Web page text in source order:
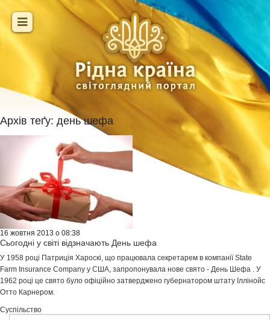
Архів теґу: день шефа
16 жовтня 2013 о 08:38
Сьогодні у світі відзначають День шефа
У 1958 році Патриція Хароскі, що працювала секретарем в компанії State
Farm Insurance Company у США, запропонувала нове свято - День Шефа . У
1962 році це свято було офіційно затверджено губернатором штату Іллінойс
Отто Карнером.
Суспільство